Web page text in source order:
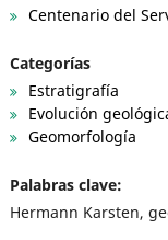
Centenario del
Categorías
Estratigrafía
Evolución
Geomorfología
Palabras clave:
Hermann Karsten,